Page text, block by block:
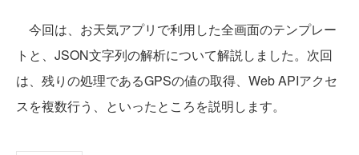
今回は、お天気アプリで利用した全画面のテンプレー
トと、JSON文字列の解析について解説しました。次回
は、残りの処理であるGPSの値の取得、Web APIアクセ
スを複数行う、といったところを説明します。